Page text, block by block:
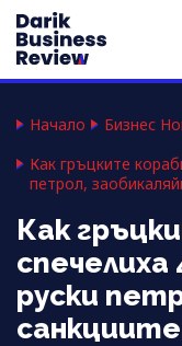
Начало
Бизнес
Как гръцките
петрол,
Как
спечелиха
руски
санкциите